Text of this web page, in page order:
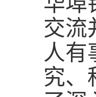
交流
人有
究、